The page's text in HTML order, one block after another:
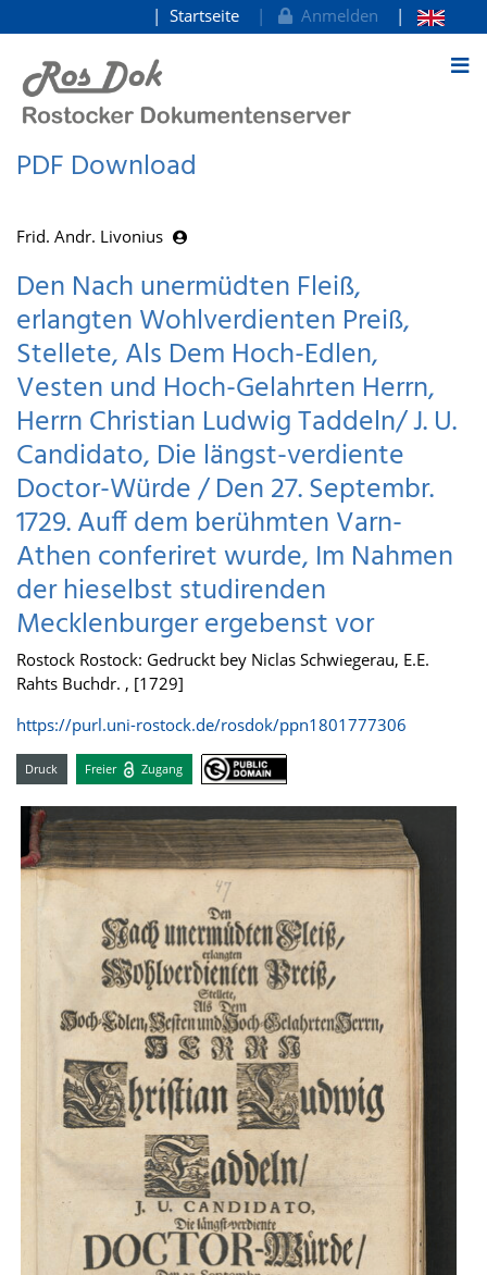
zum Inhalt
Startseite Anmelden
PDF Download
Frid. Andr. Livonius
Den Nach unermüdten Fleiß,
erlangten Wohlverdienten Preiß,
Stellete, Als Dem Hoch-Edlen,
Vesten und Hoch-Gelahrten Herrn,
Herrn Christian Ludwig Taddeln/ J. U.
Candidato, Die längst-verdiente
Doctor-Würde / Den 27. Septembr.
1729. Auff dem berühmten Varn-
Athen conferiret wurde, Im Nahmen
der hieselbst studirenden
Mecklenburger ergebenst vor
Rostock Rostock: Gedruckt bey Niclas Schwiegerau, E.E.
Rahts Buchdr. , [1729]
https://purl.uni-rostock.de/rosdok/ppn1801777306
Druck Freier Zugang